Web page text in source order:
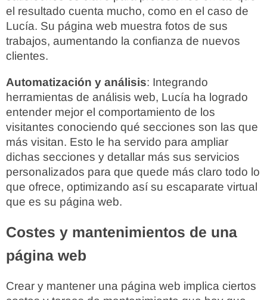
el resultado cuenta mucho, como en el caso de
Lucía. Su página web muestra fotos de sus
trabajos, aumentando la confianza de nuevos
clientes.
Automatización y análisis: Integrando
herramientas de análisis web, Lucía ha logrado
entender mejor el comportamiento de los
visitantes conociendo qué secciones son las que
más visitan. Esto le ha servido para ampliar
dichas secciones y detallar más sus servicios
personalizados para que quede más claro todo lo
que ofrece, optimizando así su escaparate virtual
que es su página web.
Costes y mantenimientos de una
página web
Crear y mantener una página web implica ciertos